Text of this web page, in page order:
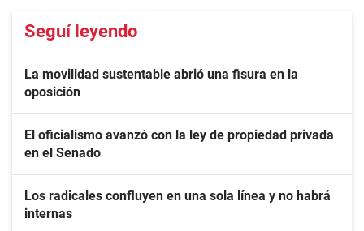
Seguí leyendo
La movilidad sustentable abrió una fisura en la
oposición
El oficialismo avanzó con la ley de propiedad privada
en el Senado
Los radicales confluyen en una sola línea y no habrá
internas